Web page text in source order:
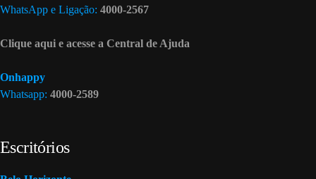
WhatsApp e Ligação: 4000-2567
Clique aqui e acesse a Central de Ajuda
Onhappy
Whatsapp: 4000-2589
Escritórios